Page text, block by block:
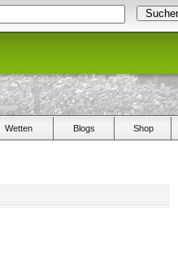
Wetten Blogs Shop